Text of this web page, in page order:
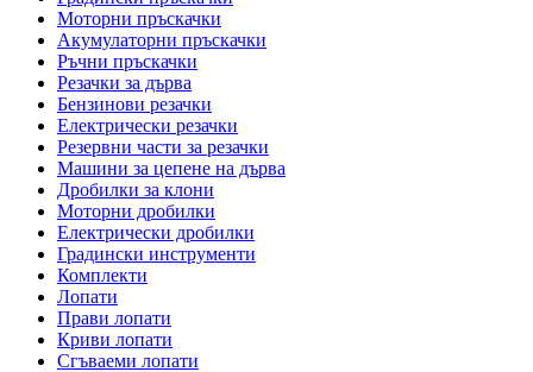
Моторни пръскачки
Акумулаторни пръскачки
Ръчни пръскачки
Резачки за дърва
Бензинови резачки
Електрически резачки
Резервни части за резачки
Машини за цепене на дърва
Дробилки за клони
Моторни дробилки
Електрически дробилки
Градински инструменти
Комплекти
Лопати
Прави лопати
Криви лопати
Сгъваеми лопати